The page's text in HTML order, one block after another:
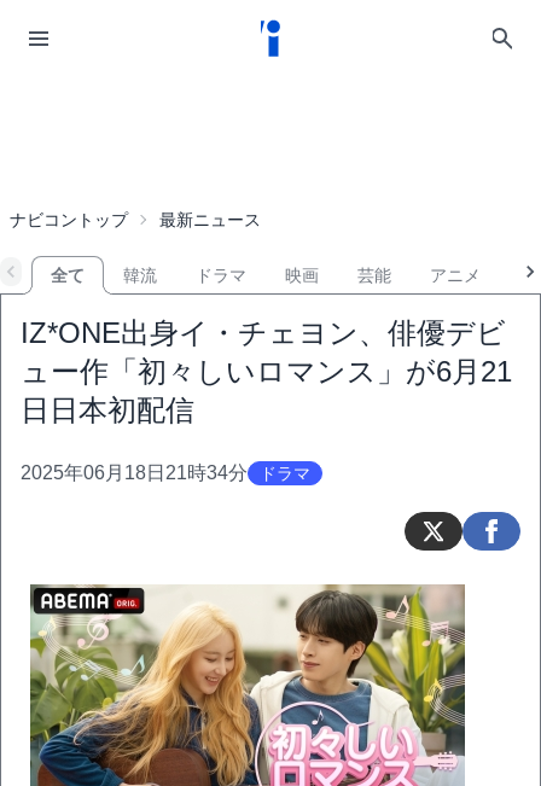
ナビコントップ 最新ニュース
全て 韓流 ドラマ 映画 芸能 アニメ
IZ*ONE出身イ・チェヨン、俳優デビ
ュー作「初々しいロマンス」が6月21
日日本初配信
2025年06月18日21時34分 ドラマ